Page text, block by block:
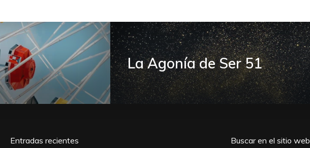
La Agonía de Ser 51
Entradas recientes Buscar en el sitio web